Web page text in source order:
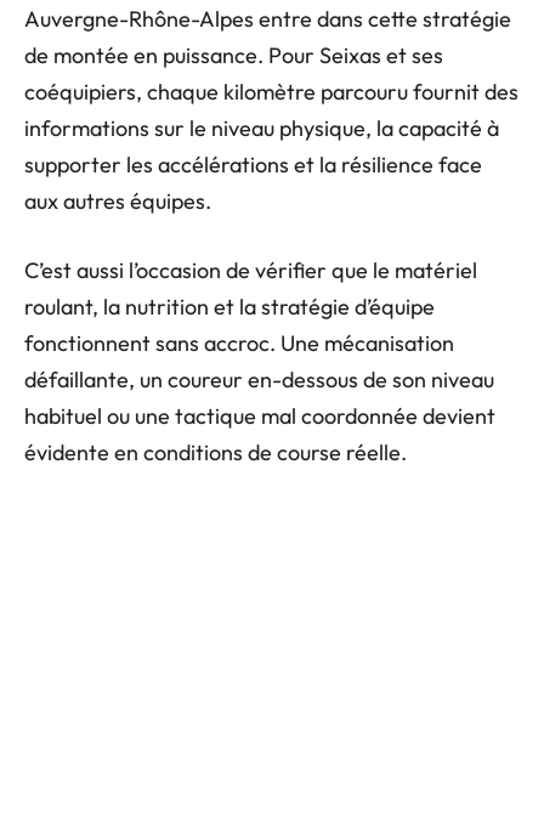
Auvergne-Rhône-Alpes entre dans cette stratégie
de montée en puissance. Pour Seixas et ses
coéquipiers, chaque kilomètre parcouru fournit des
informations sur le niveau physique, la capacité à
supporter les accélérations et la résilience face
aux autres équipes.
C’est aussi l’occasion de vérifier que le matériel
roulant, la nutrition et la stratégie d’équipe
fonctionnent sans accroc. Une mécanisation
défaillante, un coureur en-dessous de son niveau
habituel ou une tactique mal coordonnée devient
évidente en conditions de course réelle.